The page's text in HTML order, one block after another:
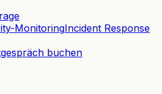
MonitoringIncident Response
buchen